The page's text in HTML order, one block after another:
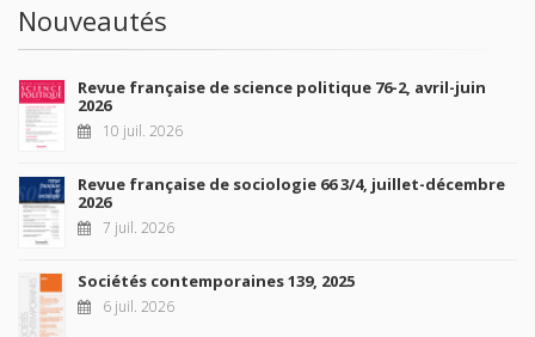
Nouveautés
Revue française de science politique 76-2, avril-juin
2026
10 juil. 2026
Revue française de sociologie 66 3/4, juillet-décembre
2026
7 juil. 2026
Sociétés contemporaines 139, 2025
6 juil. 2026